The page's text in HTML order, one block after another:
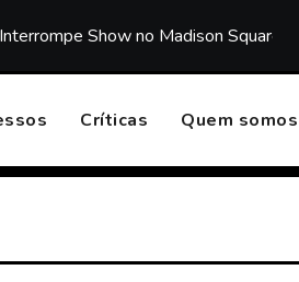
Show no Madison Square
Críticas Quem somos